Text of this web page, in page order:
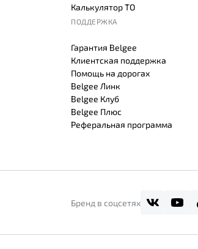
Калькулятор ТО
ПОДДЕРЖКА
Гарантия Belgee
Клиентская поддержка
Помощь на дорогах
Belgee Линк
Belgee Клуб
Belgee Плюс
Реферальная программа
Бренд в соцсетях